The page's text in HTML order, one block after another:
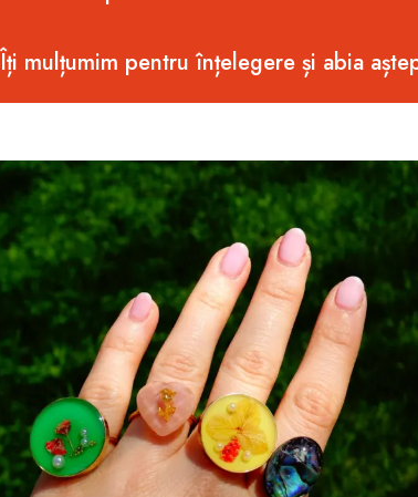
Îți mulțumim pentru înțelegere și abia